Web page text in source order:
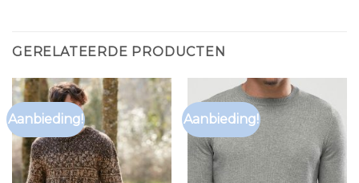
GERELATEERDE PRODUCTEN
Aanbieding! Aanbieding!